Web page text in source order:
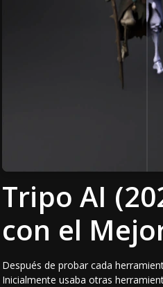
Tripo AI
con el
Después de probar cada
Inicialmente usaba otras